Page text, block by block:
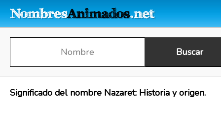
Significado del nombre Nazaret: Historia y origen.